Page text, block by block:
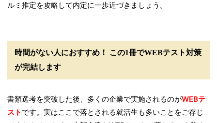
ルミ推定を攻略して内定に一歩近づきましょう。
時間がない人におすすめ！ この1冊でWEBテスト対策
が完結します
書類選考を突破した後、多くの企業で実施されるのがWEBテ
スト です。実はここで落とされる就活生も多いことをご存じ